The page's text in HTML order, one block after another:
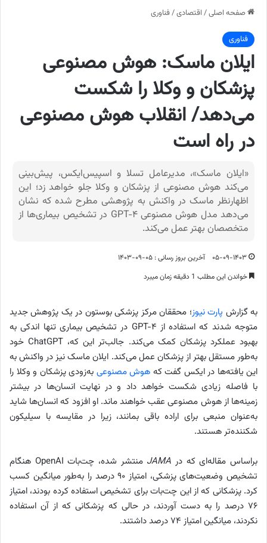
صفحه اصلی/ اقتصادی/فناوری
فناوری
ایلان ماسک: هوش مصنوعی
پزشکان و وکلا را شکست
می‌دهد/ انقلاب هوش مصنوعی
در راه است
«ایلان ماسک»، مدیرعامل تسلا و اسپیس‌ایکس، پیش‌بینی
می‌کند هوش مصنوعی از پزشکان و وکلا جلو خواهد زد؛ این
اظهارنظر ماسک در واکنش به پژوهشی مطرح شده که نشان
می‌دهد مدل هوش مصنوعی GPT-۴ در تشخیص بیماری‌ها از
متخصصان بهتر عمل می‌کند.
۰۵-۰۹-۱۴۰۳
آخرین بروز رسانی : ۰۵-۰۹-۱۴۰۳
خواندن این مطلب 1 دقیقه زمان میبرد
به گزارش پارت نیوز؛ محققان مرکز پزشکی بوستون در یک پژوهش جدید
متوجه شدند که استفاده از GPT-۴ در تشخیص بیماری تنها اندکی به
بهبود عملکرد پزشکان کمک می‌کند. جالب‌تر این که، ChatGPT خود
به‌طور مستقل بهتر از پزشکان عمل می‌کند. ایلان ماسک نیز در واکنش به
این یافته‌ها در ایکس گفت که هوش مصنوعی به‌زودی پزشکان و وکلا را
با فاصله زیادی شکست خواهد داد و در نهایت انسان‌ها در بیشتر
زمینه‌ها از هوش مصنوعی عقب خواهند ماند. او افزود که انسان‌ها شاید
به‌عنوان منبعی برای اراده باقی بمانند، زیرا در مقایسه با سیلیکون
شکننده‌تر هستند.
براساس مقاله‌ای که در JAMA
منتشر شده، چت‌بات OpenAI هنگام
تشخیص وضعیت‌های پزشکی، امتیاز ۹۰ درصد را به‌طور میانگین کسب
کرد. پزشکانی که از این چت‌بات برای تشخیص استفاده کرده بودند، امتیاز
۷۶ درصد را به دست آوردند، در حالی که پزشکانی که از آن استفاده
نکردند، میانگین امتیاز ۷۴ درصد داشتند.